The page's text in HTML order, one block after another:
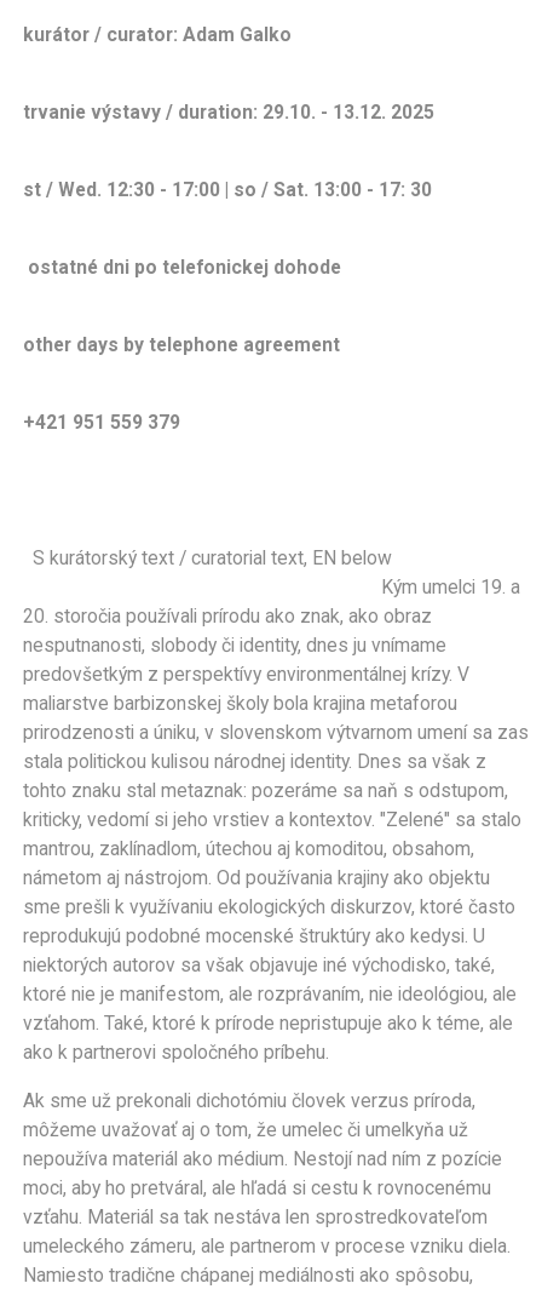
kurátor / curator: Adam Galko
trvanie výstavy / duration: 29.10. - 13.12. 2025
st / Wed. 12:30 - 17:00 | so / Sat. 13:00 - 17: 30
ostatné dni po telefonickej dohode
other days by telephone agreement
+421 951 559 379
S kurátorský text / curatorial text, EN below
Kým umelci 19. a
20. storočia používali prírodu ako znak, ako obraz
nesputnanosti, slobody či identity, dnes ju vnímame
predovšetkým z perspektívy environmentálnej krízy. V
maliarstve barbizonskej školy bola krajina metaforou
prirodzenosti a úniku, v slovenskom výtvarnom umení sa zas
stala politickou kulisou národnej identity. Dnes sa však z
tohto znaku stal metaznak: pozeráme sa naň s odstupom,
kriticky, vedomí si jeho vrstiev a kontextov. "Zelené" sa stalo
mantrou, zaklínadlom, útechou aj komoditou, obsahom,
námetom aj nástrojom. Od používania krajiny ako objektu
sme prešli k využívaniu ekologických diskurzov, ktoré často
reprodukujú podobné mocenské štruktúry ako kedysi. U
niektorých autorov sa však objavuje iné východisko, také,
ktoré nie je manifestom, ale rozprávaním, nie ideológiou, ale
vzťahom. Také, ktoré k prírode nepristupuje ako k téme, ale
ako k partnerovi spoločného príbehu.
Ak sme už prekonali dichotómiu človek verzus príroda,
môžeme uvažovať aj o tom, že umelec či umelkyňa už
nepoužíva materiál ako médium. Nestojí nad ním z pozície
moci, aby ho pretváral, ale hľadá si cestu k rovnocenému
vzťahu. Materiál sa tak nestáva len sprostredkovateľom
umeleckého zámeru, ale partnerom v procese vzniku diela.
Namiesto tradične chápanej mediálnosti ako spôsobu,